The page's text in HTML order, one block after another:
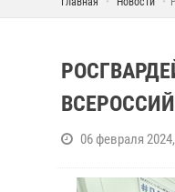
06 февраля